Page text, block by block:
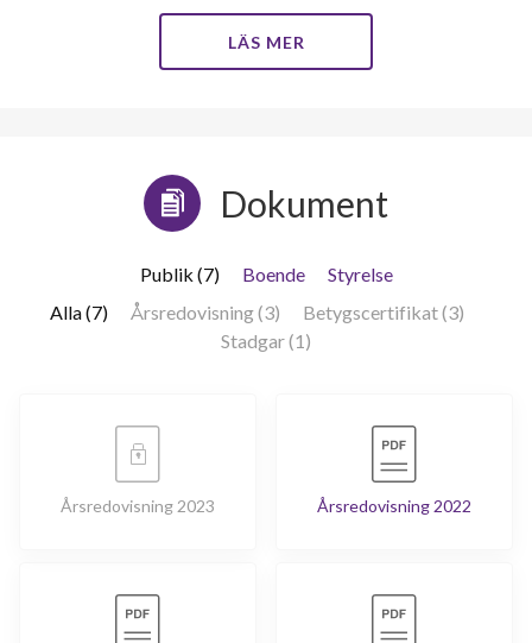
LÄS MER
Dokument
Publik (7) Boende
Styrelse
Alla (7)
Årsredovisning (3)
Betygscertifikat (3)
Stadgar (1)
Årsredovisning 2023 Årsredovisning 2022